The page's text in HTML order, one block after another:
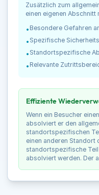
Zusätzlich zum
einen eigenen
• Besondere Gefahren
• Spezifische
• Standortspezifische
• Relevante
Effiziente
Wenn ein Besucher
absolviert er den
standortspezifischen
einen anderen Standort
standortspezifische
absolviert werden. Der